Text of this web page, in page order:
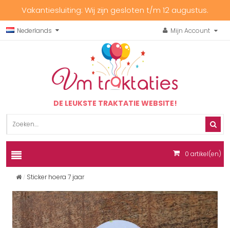
Vakantiesluiting: Wij zijn gesloten t/m 12 augustus.
Nederlands Mijn Account
DE LEUKSTE TRAKTATIE WEBSITE!
0 artikel(en)
Sticker hoera 7 jaar